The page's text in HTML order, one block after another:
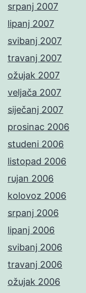
srpanj 2007
lipanj 2007
svibanj 2007
travanj 2007
ožujak 2007
veljača 2007
siječanj 2007
prosinac 2006
studeni 2006
listopad 2006
rujan 2006
kolovoz 2006
srpanj 2006
lipanj 2006
svibanj 2006
travanj 2006
ožujak 2006